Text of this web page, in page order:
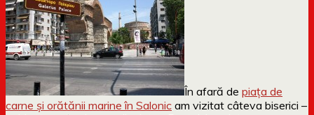
În afară de piața de
carne și orătănii marine în Salonic am vizitat câteva biserici –